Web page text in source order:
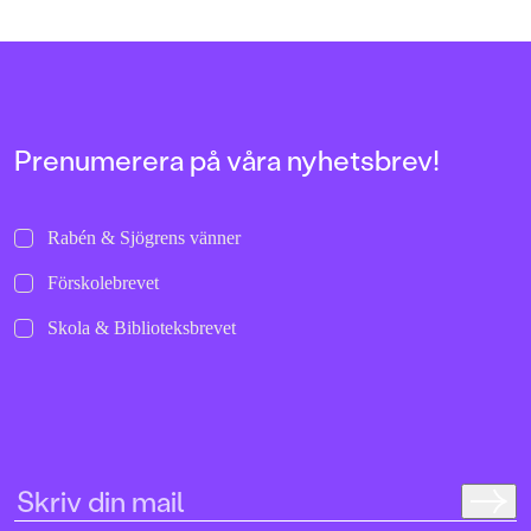
Prenumerera på våra nyhetsbrev!
Rabén & Sjögrens vänner
Förskolebrevet
Skola & Biblioteksbrevet